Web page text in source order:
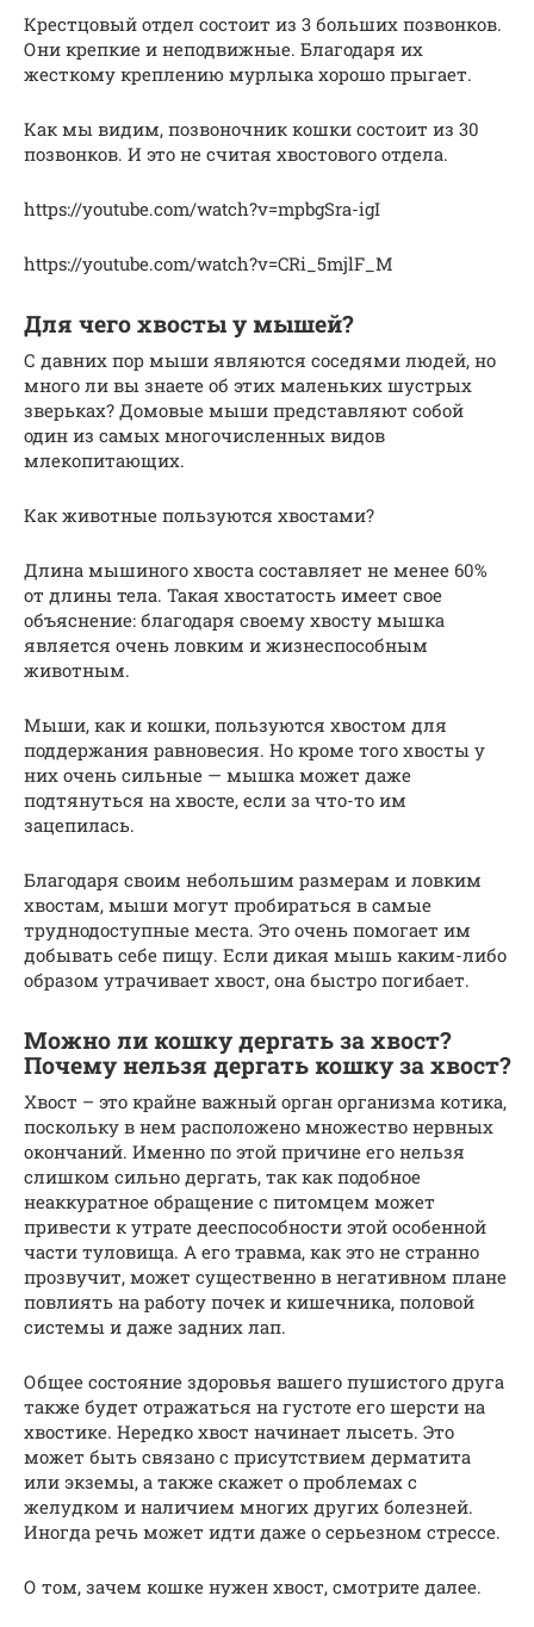
Крестцовый отдел состоит из 3 больших позвонков.
Они крепкие и неподвижные. Благодаря их
жесткому креплению мурлыка хорошо прыгает.
Как мы видим, позвоночник кошки состоит из 30
позвонков. И это не считая хвостового отдела.
https://youtube.com/watch?v=mpbgSra-igI
https://youtube.com/watch?v=CRi_5mjlF_M
Для чего хвосты у мышей?
С давних пор мыши являются соседями людей, но
много ли вы знаете об этих маленьких шустрых
зверьках? Домовые мыши представляют собой
один из самых многочисленных видов
млекопитающих.
Как животные пользуются хвостами?
Длина мышиного хвоста составляет не менее 60%
от длины тела. Такая хвостатость имеет свое
объяснение: благодаря своему хвосту мышка
является очень ловким и жизнеспособным
животным.
Мыши, как и кошки, пользуются хвостом для
поддержания равновесия. Но кроме того хвосты у
них очень сильные — мышка может даже
подтянуться на хвосте, если за что-то им
зацепилась.
Благодаря своим небольшим размерам и ловким
хвостам, мыши могут пробираться в самые
труднодоступные места. Это очень помогает им
добывать себе пищу. Если дикая мышь каким-либо
образом утрачивает хвост, она быстро погибает.
Можно ли кошку дергать за хвост?
Почему нельзя дергать кошку за хвост?
Хвост – это крайне важный орган организма котика,
поскольку в нем расположено множество нервных
окончаний. Именно по этой причине его нельзя
слишком сильно дергать, так как подобное
неаккуратное обращение с питомцем может
привести к утрате дееспособности этой особенной
части туловища. А его травма, как это не странно
прозвучит, может существенно в негативном плане
повлиять на работу почек и кишечника, половой
системы и даже задних лап.
Общее состояние здоровья вашего пушистого друга
также будет отражаться на густоте его шерсти на
хвостике. Нередко хвост начинает лысеть. Это
может быть связано с присутствием дерматита
или экземы, а также скажет о проблемах с
желудком и наличием многих других болезней.
Иногда речь может идти даже о серьезном стрессе.
О том, зачем кошке нужен хвост, смотрите далее.